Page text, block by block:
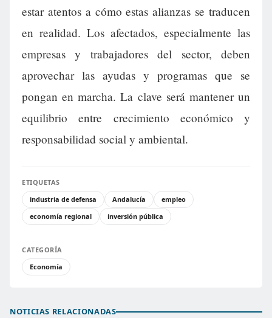
estar atentos a cómo estas alianzas se traducen
en realidad. Los afectados, especialmente las
empresas y trabajadores del sector, deben
aprovechar las ayudas y programas que se
pongan en marcha. La clave será mantener un
equilibrio entre crecimiento económico y
responsabilidad social y ambiental.
ETIQUETAS
industria de defensa
Andalucía
empleo
economía regional
inversión pública
CATEGORÍA
Economía
NOTICIAS RELACIONADAS